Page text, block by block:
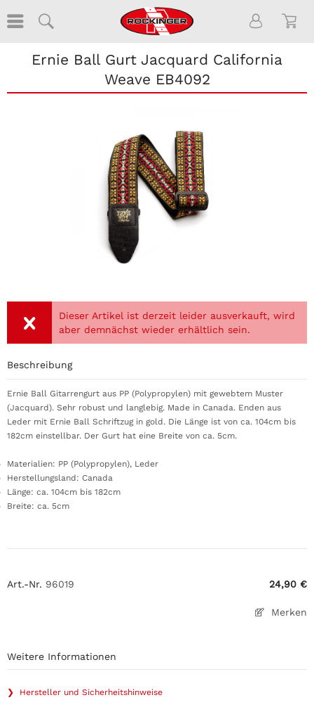
Ernie Ball Gurt Jacquard California
Weave EB4092
Dieser Artikel ist derzeit leider ausverkauft, wird
aber demnächst wieder erhältlich sein.
Art.-Nr. 96019 24,90 €
Merken
Beschreibung
Ernie Ball Gitarrengurt aus PP (Polypropylen) mit gewebtem Muster
(Jacquard). Sehr robust und langlebig. Made in Canada. Enden aus
Leder mit Ernie Ball Schriftzug in gold. Die Länge ist von ca. 104cm bis
182cm einstellbar. Der Gurt hat eine Breite von ca. 5cm.
Materialien: PP (Polypropylen), Leder
Herstellungsland: Canada
Länge: ca. 104cm bis 182cm
Breite: ca. 5cm
Weitere Informationen
❯ Hersteller und Sicherheitshinweise